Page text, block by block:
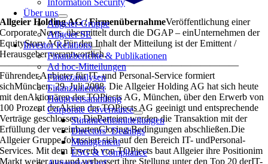
Information Security
Über uns
Allgeier-Gruppe
Allgeier SE
Investor Relations
Finanzberichte & Publikationen
Ad hoc-Mitteilungen
Finanzanalysen
Finanzkalender
Hauptversammlung
Corporate Governance
Stimmrechtsmitteilungen
Directors‘ Dealings
Management
ESG & Compliance
Allgeier Holding AG / FirmenübernahmeVeröffentlichung einer
Corporate News, übermittelt durch die DGAP – einUnternehmen der
EquityStory AG.Für den Inhalt der Mitteilung ist der Emittent /
Herausgeber verantwortlich.
—————————————————————————
Führender Anbieter für IT- und Personal-Service formiert
sichMünchen, 29. Juli 2008. Die Allgeier Holding AG hat sich heute
mit denAktionären der TOPjects AG, München, über den Erwerb von
100 Prozent derAktien der TOPjects AG geeinigt und entsprechende
Verträge geschlossen. DieParteien werden die Transaktion mit der
Erfüllung der vereinbartenClosing-Bedingungen abschließen.Die
Allgeier Gruppe fokussiert sich auf den Bereich IT- undPersonal-
Services. Mit dem Erwerb von TOPjects baut Allgeier ihre Positionim
Markt weiter aus und verbessert ihre Stellung unter den Top 20 derIT-